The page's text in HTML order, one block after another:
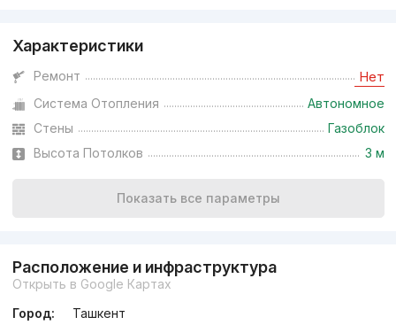
Характеристики
Ремонт Нет
Система Отопления
Автономное
Стены
Газоблок
Высота Потолков
3 м
Показать все параметры
Расположение и инфраструктура
Открыть в Google Картах
Город:
Ташкент